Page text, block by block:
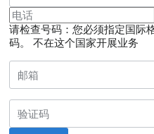
请检查号码：您必须指定国际
码。
不在这个国家开展业务